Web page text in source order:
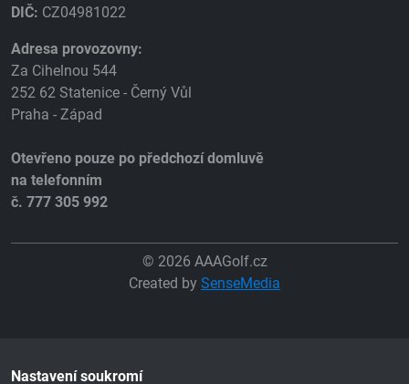
DIČ: CZ04981022
Adresa provozovny:
Za Cihelnou 544
252 62 Statenice - Černý Vůl
Praha - Západ
Otevřeno pouze po předchozí domluvě
na telefonním
č. 777 305 992
© 2026 AAAGolf.cz
Created by SenseMedia
Nastavení soukromí